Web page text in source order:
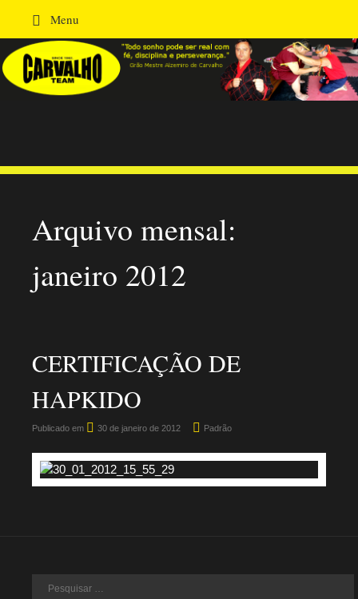
Menu
Pular para o conteúdo
Academia
Arquivo mensal:
janeiro 2012
CERTIFICAÇÃO DE
HAPKIDO
Publicado em 30 de janeiro de 2012 Padrão